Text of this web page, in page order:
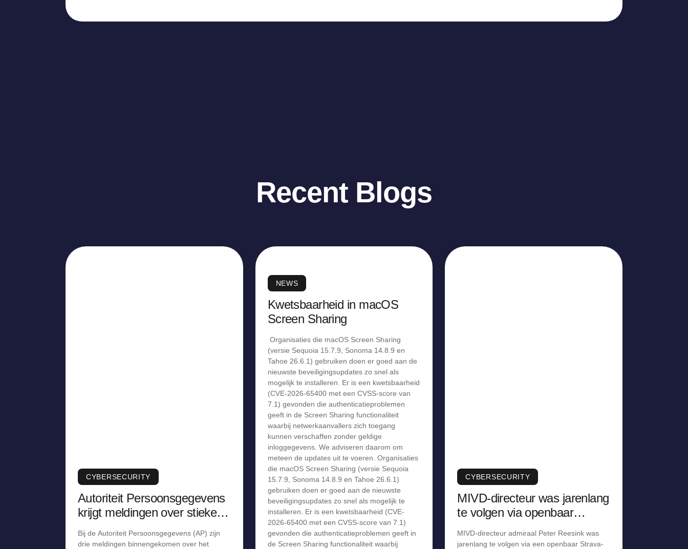
Recent Blogs
CYBERSECURITY
Autoriteit Persoonsgegevens
krijgt meldingen over stiekem
Bij de Autoriteit Persoonsgegevens (AP) zijn
drie meldingen binnengekomen over het
NEWS
Kwetsbaarheid in macOS
Screen Sharing
Organisaties die macOS Screen Sharing
(versie Sequoia 15.7.9, Sonoma 14.8.9 en
Tahoe 26.6.1) gebruiken doen er goed aan de
nieuwste beveiligingsupdates zo snel als
mogelijk te installeren. Er is een kwetsbaarheid
(CVE-2026-65400 met een CVSS-score van
7.1) gevonden die authenticatieproblemen
geeft in de Screen Sharing functionaliteit
waarbij netwerkaanvallers zich toegang
kunnen verschaffen zonder geldige
inloggegevens. We adviseren daarom om
meteen de updates uit te voeren. Organisaties
die macOS Screen Sharing (versie Sequoia
15.7.9, Sonoma 14.8.9 en Tahoe 26.6.1)
gebruiken doen er goed aan de nieuwste
beveiligingsupdates zo snel als mogelijk te
installeren. Er is een kwetsbaarheid (CVE-
2026-65400 met een CVSS-score van 7.1)
gevonden die authenticatieproblemen geeft in
de Screen Sharing functionaliteit waarbij
CYBERSECURITY
MIVD-directeur was jarenlang
te volgen via openbaar
MIVD-directeur admiraal Peter Reesink was
jarenlang te volgen via een openbaar Strava-